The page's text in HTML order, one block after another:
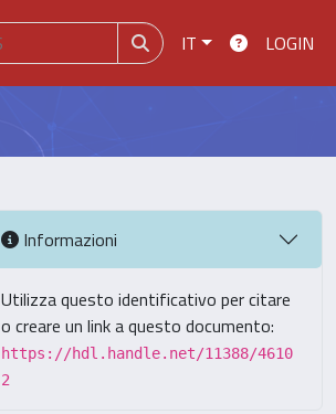
IT LOGIN
Informazioni
Utilizza questo identificativo per citare
o creare un link a questo documento:
https://hdl.handle.net/11388/4610
2